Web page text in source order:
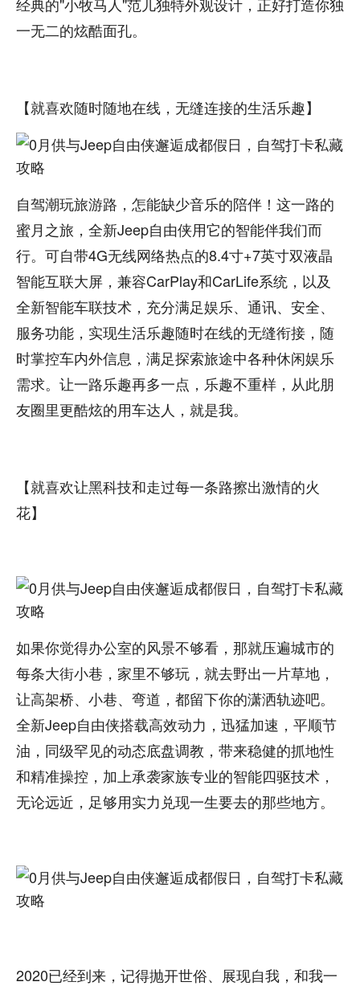
一无二的炫酷面孔。
【就喜欢随时随地在线，无缝连接的生活乐趣】
自驾潮玩旅游路，怎能缺少音乐的陪伴！这一路的
蜜月之旅，全新Jeep自由侠用它的智能伴我们而
行。可自带4G无线网络热点的8.4寸+7英寸双液晶
智能互联大屏，兼容CarPlay和CarLife系统，以及
全新智能车联技术，充分满足娱乐、通讯、安全、
服务功能，实现生活乐趣随时在线的无缝衔接，随
时掌控车内外信息，满足探索旅途中各种休闲娱乐
需求。让一路乐趣再多一点，乐趣不重样，从此朋
友圈里更酷炫的用车达人，就是我。
【就喜欢让黑科技和走过每一条路擦出激情的火
花】
如果你觉得办公室的风景不够看，那就压遍城市的
每条大街小巷，家里不够玩，就去野出一片草地，
让高架桥、小巷、弯道，都留下你的潇洒轨迹吧。
全新Jeep自由侠搭载高效动力，迅猛加速，平顺节
油，同级罕见的动态底盘调教，带来稳健的抓地性
和精准操控，加上承袭家族专业的智能四驱技术，
无论远近，足够用实力兑现一生要去的那些地方。
2020已经到来，记得抛开世俗、展现自我，和我一